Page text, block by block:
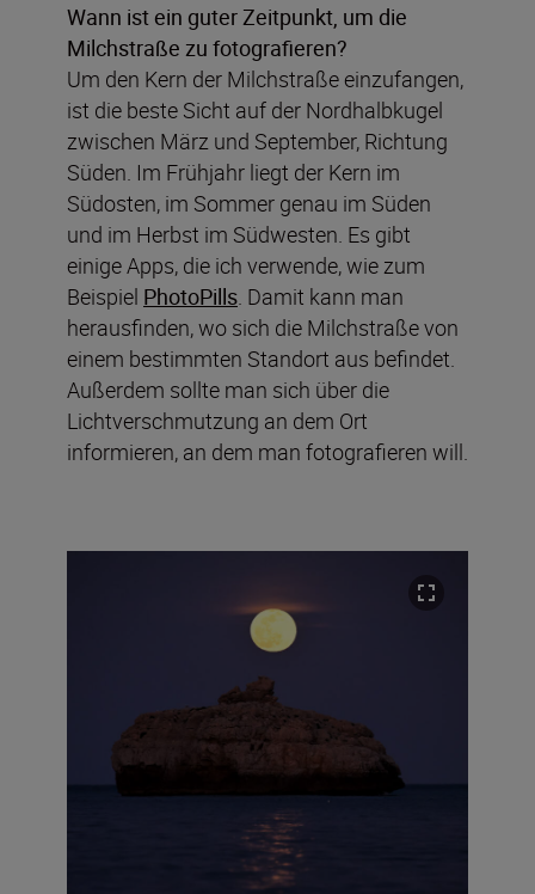
Wann ist ein guter Zeitpunkt, um die
Milchstraße zu fotografieren?
Um den Kern der Milchstraße einzufangen,
ist die beste Sicht auf der Nordhalbkugel
zwischen März und September, Richtung
Süden. Im Frühjahr liegt der Kern im
Südosten, im Sommer genau im Süden
und im Herbst im Südwesten. Es gibt
einige Apps, die ich verwende, wie zum
Beispiel PhotoPills. Damit kann man
herausfinden, wo sich die Milchstraße von
einem bestimmten Standort aus befindet.
Außerdem sollte man sich über die
Lichtverschmutzung an dem Ort
informieren, an dem man fotografieren will.